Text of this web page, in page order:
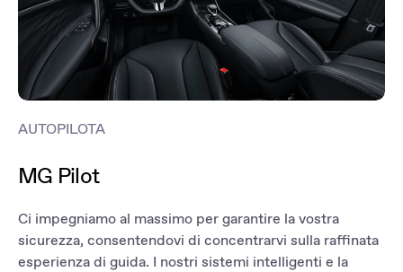
AUTOPILOTA
MG Pilot
Ci impegniamo al massimo per garantire la vostra
sicurezza, consentendovi di concentrarvi sulla raffinata
esperienza di guida. I nostri sistemi intelligenti e la